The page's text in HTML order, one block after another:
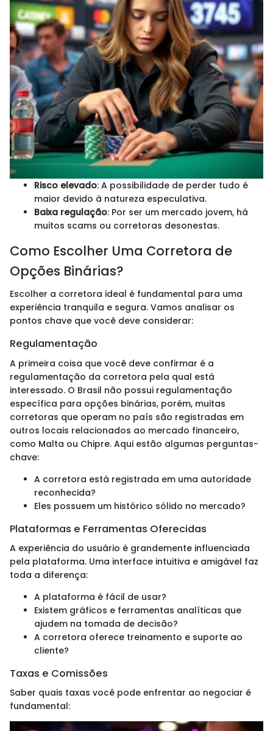
Risco elevado: A possibilidade de perder tudo é
maior devido à natureza especulativa.
Baixa regulação: Por ser um mercado jovem, há
muitos scams ou corretoras desonestas.
Como Escolher Uma Corretora de
Opções Binárias?
Escolher a corretora ideal é fundamental para uma
experiência tranquila e segura. Vamos analisar os
pontos chave que você deve considerar:
Regulamentação
A primeira coisa que você deve confirmar é a
regulamentação da corretora pela qual está
interessado. O Brasil não possui regulamentação
específica para opções binárias, porém, muitas
corretoras que operam no país são registradas em
outros locais relacionados ao mercado financeiro,
como Malta ou Chipre. Aqui estão algumas perguntas-
chave:
A corretora está registrada em uma autoridade
reconhecida?
Eles possuem um histórico sólido no mercado?
Plataformas e Ferramentas Oferecidas
A experiência do usuário é grandemente influenciada
pela plataforma. Uma interface intuitiva e amigável faz
toda a diferença:
A plataforma é fácil de usar?
Existem gráficos e ferramentas analíticas que
ajudem na tomada de decisão?
A corretora oferece treinamento e suporte ao
cliente?
Taxas e Comissões
Saber quais taxas você pode enfrentar ao negociar é
fundamental: